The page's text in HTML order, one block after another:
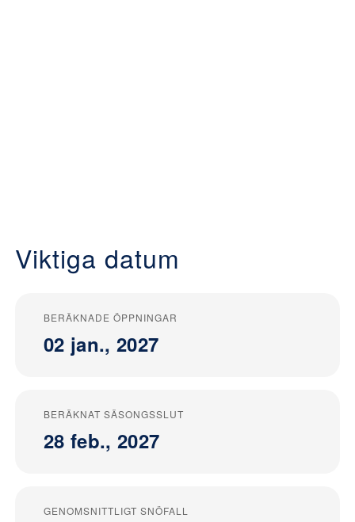
Viktiga datum
BERÄKNADE ÖPPNINGAR
02 jan., 2027
BERÄKNAT SÄSONGSSLUT
28 feb., 2027
GENOMSNITTLIGT SNÖFALL